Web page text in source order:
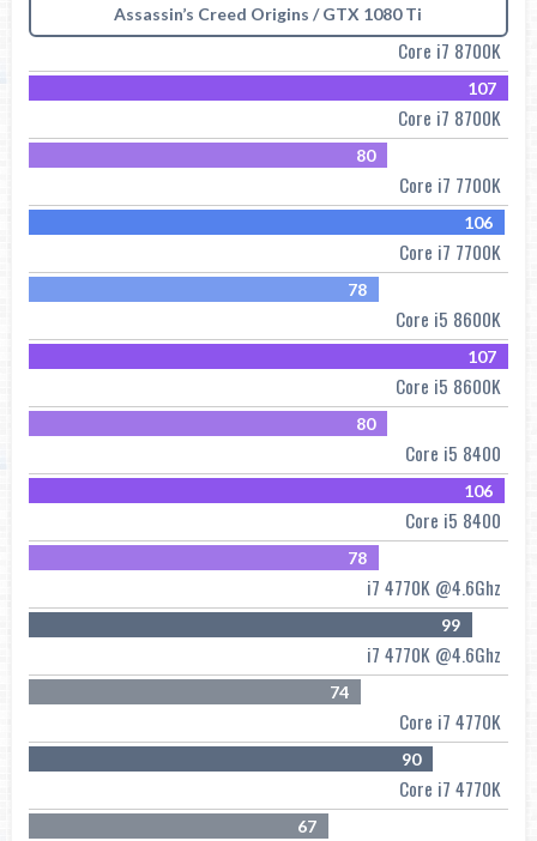
Assassin’s Creed Origins / GTX 1080 Ti
Core i7 8700K
107
Core i7 8700K
80
Core i7 7700K
106
Core i7 7700K
78
Core i5 8600K
107
Core i5 8600K
80
Core i5 8400
106
Core i5 8400
78
i7 4770K @4.6Ghz
99
i7 4770K @4.6Ghz
74
Core i7 4770K
90
Core i7 4770K
67